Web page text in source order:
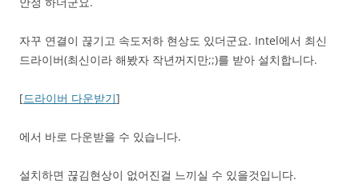
자꾸 연결이 끊기고 속도저하 현상도 있더군요. Intel에서 최신
드라이버(최신이라 해봤자 작년꺼지만;;)를 받아 설치합니다.
[드라이버 다운받기]
에서 바로 다운받을 수 있습니다.
설치하면 끊김현상이 없어진걸 느끼실 수 있을것입니다.